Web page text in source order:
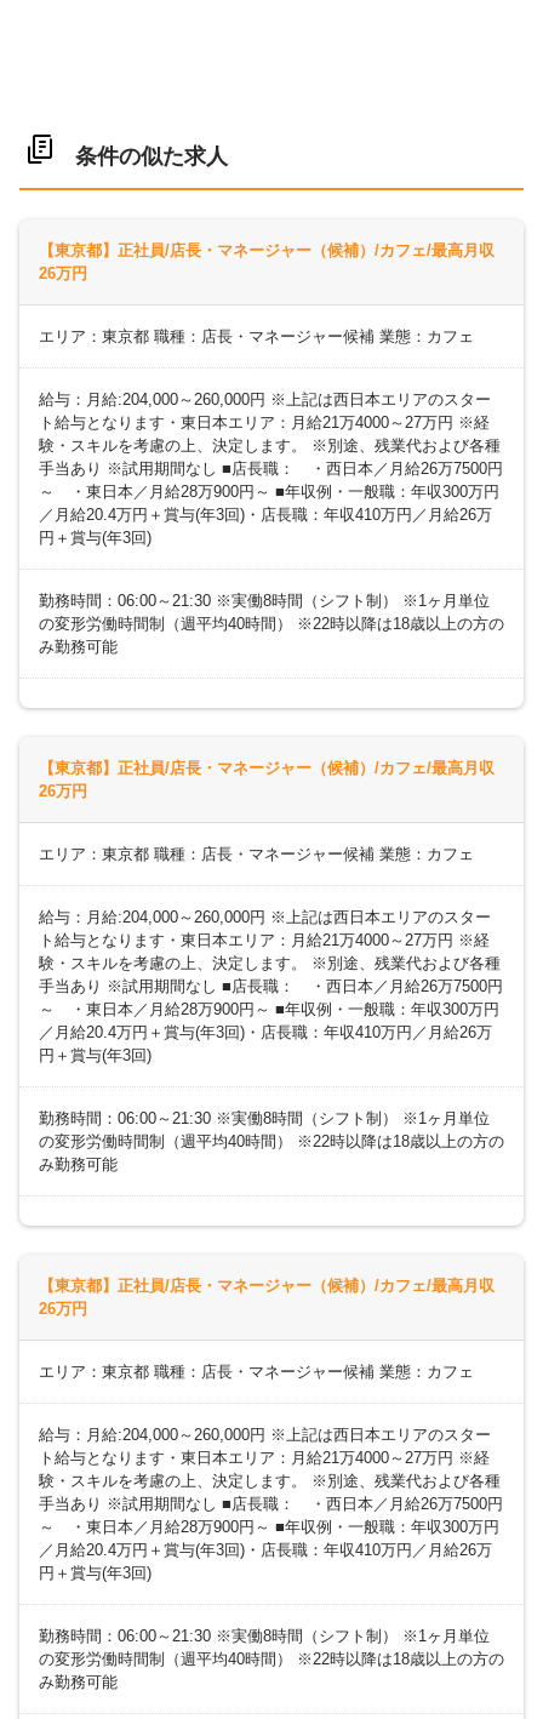
条件の似た求人
【東京都】正社員/店長・マネージャー（候補）/カフェ/最高月収
26万円
エリア：東京都 職種：店長・マネージャー候補 業態：カフェ
給与：月給:204,000～260,000円 ※上記は西日本エリアのスター
ト給与となります・東日本エリア：月給21万4000～27万円 ※経
験・スキルを考慮の上、決定します。 ※別途、残業代および各種
手当あり ※試用期間なし ■店長職： ・西日本／月給26万7500円
～ ・東日本／月給28万900円～ ■年収例・一般職：年収300万円
／月給20.4万円＋賞与(年3回)・店長職：年収410万円／月給26万
円＋賞与(年3回)
勤務時間：06:00～21:30 ※実働8時間（シフト制） ※1ヶ月単位
の変形労働時間制（週平均40時間） ※22時以降は18歳以上の方の
み勤務可能
【東京都】正社員/店長・マネージャー（候補）/カフェ/最高月収
26万円
エリア：東京都 職種：店長・マネージャー候補 業態：カフェ
給与：月給:204,000～260,000円 ※上記は西日本エリアのスター
ト給与となります・東日本エリア：月給21万4000～27万円 ※経
験・スキルを考慮の上、決定します。 ※別途、残業代および各種
手当あり ※試用期間なし ■店長職： ・西日本／月給26万7500円
～ ・東日本／月給28万900円～ ■年収例・一般職：年収300万円
／月給20.4万円＋賞与(年3回)・店長職：年収410万円／月給26万
円＋賞与(年3回)
勤務時間：06:00～21:30 ※実働8時間（シフト制） ※1ヶ月単位
の変形労働時間制（週平均40時間） ※22時以降は18歳以上の方の
み勤務可能
【東京都】正社員/店長・マネージャー（候補）/カフェ/最高月収
26万円
エリア：東京都 職種：店長・マネージャー候補 業態：カフェ
給与：月給:204,000～260,000円 ※上記は西日本エリアのスター
ト給与となります・東日本エリア：月給21万4000～27万円 ※経
験・スキルを考慮の上、決定します。 ※別途、残業代および各種
手当あり ※試用期間なし ■店長職： ・西日本／月給26万7500円
～ ・東日本／月給28万900円～ ■年収例・一般職：年収300万円
／月給20.4万円＋賞与(年3回)・店長職：年収410万円／月給26万
円＋賞与(年3回)
勤務時間：06:00～21:30 ※実働8時間（シフト制） ※1ヶ月単位
の変形労働時間制（週平均40時間） ※22時以降は18歳以上の方の
み勤務可能